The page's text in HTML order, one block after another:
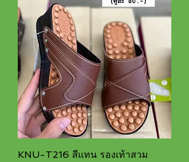
KNU-T216 สีแทน รองเท้าสวม